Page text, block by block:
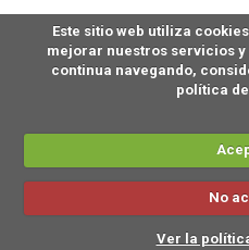
Este sitio web utiliza
mejorar nuestros servicios
continua navegando,
política
No
Ver la